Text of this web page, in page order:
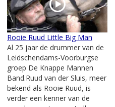
Rooie Ruud Little Big Man
Al 25 jaar de drummer van de
Leidschendams-Voorburgse
groep De Knappe Mannen
Band.Ruud van der Sluis, meer
bekend als Rooie Ruud, is
verder een kenner van de